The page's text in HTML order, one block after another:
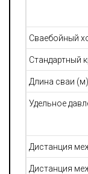
Сваебойный
Стандартный
Длина сваи (м)
Удельное
Дистанция
Дистанция